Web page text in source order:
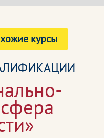
курсы